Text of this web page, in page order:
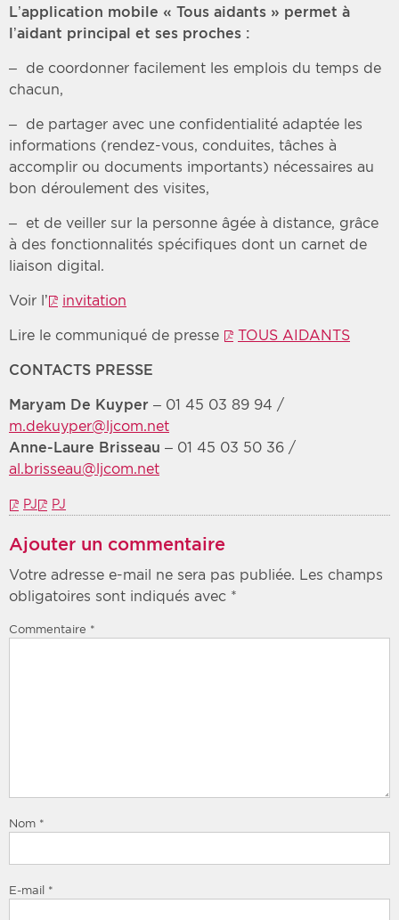
L’application mobile « Tous aidants » permet à
l’aidant principal et ses proches :
– de coordonner facilement les emplois du temps de
chacun,
– de partager avec une confidentialité adaptée les
informations (rendez-vous, conduites, tâches à
accomplir ou documents importants) nécessaires au
bon déroulement des visites,
– et de veiller sur la personne âgée à distance, grâce
à des fonctionnalités spécifiques dont un carnet de
liaison digital.
Voir l’ invitation
Lire le communiqué de presse TOUS AIDANTS
CONTACTS PRESSE
Maryam De Kuyper – 01 45 03 89 94 /
m.dekuyper@ljcom.net
Anne-Laure Brisseau – 01 45 03 50 36 /
al.brisseau@ljcom.net
PJ PJ
Ajouter un commentaire
Votre adresse e-mail ne sera pas publiée. Les champs
obligatoires sont indiqués avec *
Commentaire *
Nom *
E-mail *